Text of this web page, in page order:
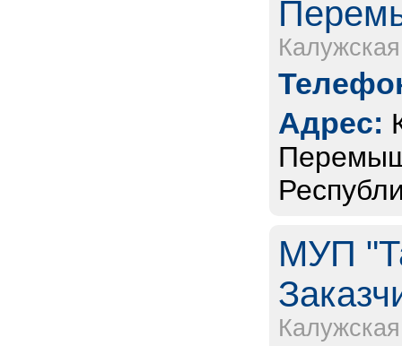
Адрес:
МУП